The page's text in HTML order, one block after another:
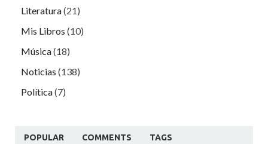
Literatura(21)
Mis Libros (10)
Música(18)
Noticias (138)
Política(7)
POPULAR COMMENTS TAGS